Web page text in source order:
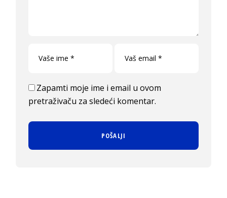
Zapamti moje ime i email u ovom
pretraživaču za sledeći komentar.